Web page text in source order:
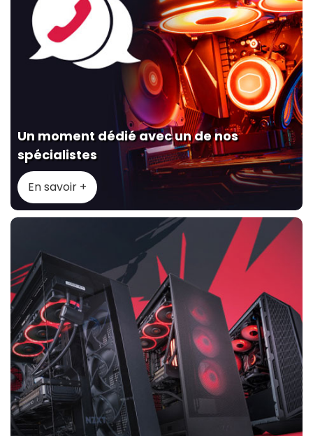
Un moment dédié avec un de nos
spécialistes
En savoir +